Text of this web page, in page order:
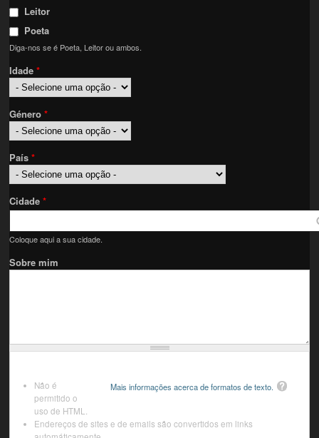
Leitor
Poeta
Diga-nos se é Poeta, Leitor ou ambos.
Idade*
Género*
País*
Cidade*
Coloque aqui a sua cidade.
Sobre mim
Mais informações acerca de formatos de texto.
Não é
permitido o
uso de HTML.
Endereços de sites e de emails são convertidos em links